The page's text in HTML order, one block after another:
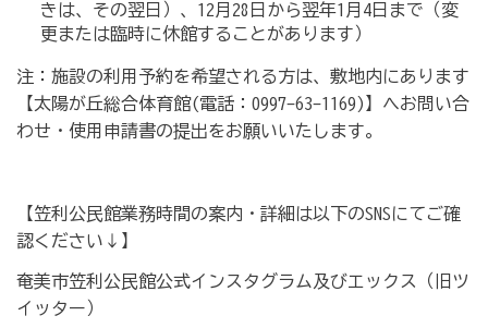
きは、その翌日）、12月28日から翌年1月4日まで（変
更または臨時に休館することがあります）
注：施設の利用予約を希望される方は、敷地内にあります
【太陽が丘総合体育館(電話：0997-63-1169)】へお問い合
わせ・使用申請書の提出をお願いいたします。
【笠利公民館業務時間の案内・詳細は以下のSNSにてご確
認ください↓】
奄美市笠利公民館公式インスタグラム及びエックス（旧ツ
イッター）